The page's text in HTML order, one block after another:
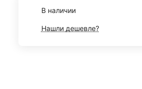
В наличии
Нашли дешевле?